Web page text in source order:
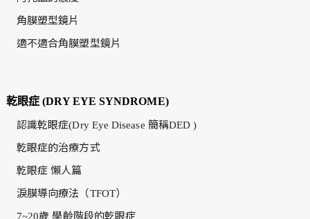
角膜塑型鏡片
適不適合角膜塑型鏡片
乾眼症 (DRY EYE SYNDROME)
認識乾眼症(Dry Eye Disease 簡稱DED )
乾眼症的治療方式
乾眼症 懶人篇
淚膜導向療法（TFOT）
7~20歲 學齡階段的乾眼症